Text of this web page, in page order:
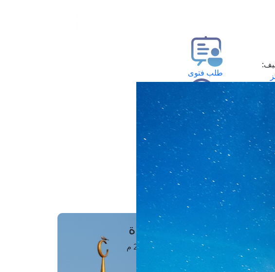
طلب فتوى
استعلام عن فتوى
حجز موعد
الفتوى الهاتفية
مَواقِيتُ الصَّـــلاة
القاهرة · 07 أغسطس 2026 م